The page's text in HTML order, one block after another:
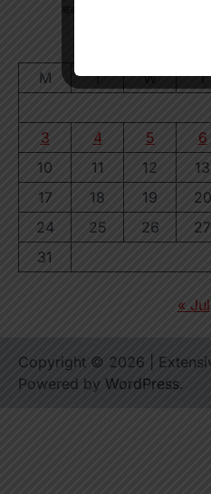
M
T W T
3
4 5 6
10
11 12 13
17
18 19 20
24
25 26 27
31
« Jul
Copyright © 2026 |
Powered by WordPress.